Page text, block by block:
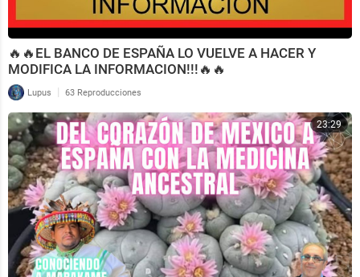
🔥🔥EL BANCO DE ESPAÑA LO VUELVE A HACER Y
MODIFICA LA INFORMACION!!!🔥🔥
Lupus | 63 Reproducciones
23:29